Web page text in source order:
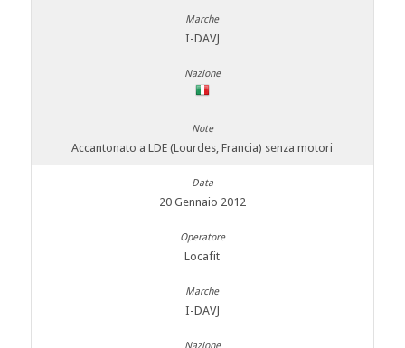
I-DAVJ
Accantonato a LDE (Lourdes, Francia) senza motori
20 Gennaio 2012
Locafit
I-DAVJ